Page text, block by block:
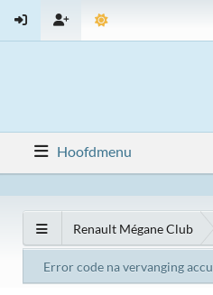
Hoofdmenu
Renault Mégane Club
Error code na vervanging accu